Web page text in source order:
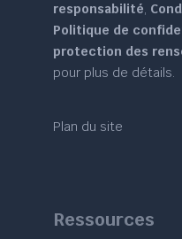
responsabilité,
Politique de
protection des
pour plus de détails.
Plan du site
Ressources